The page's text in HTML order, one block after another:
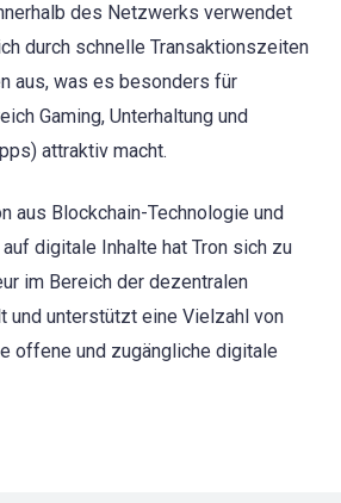
des Netzwerks verwendet
durch schnelle Transaktionszeiten
aus, was es besonders für
Gaming, Unterhaltung und
attraktiv macht.
aus Blockchain-Technologie und
digitale Inhalte hat Tron sich zu
im Bereich der dezentralen
und unterstützt eine Vielzahl von
offene und zugängliche digitale